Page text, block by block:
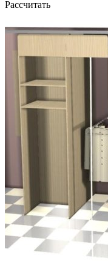
Рассчитать